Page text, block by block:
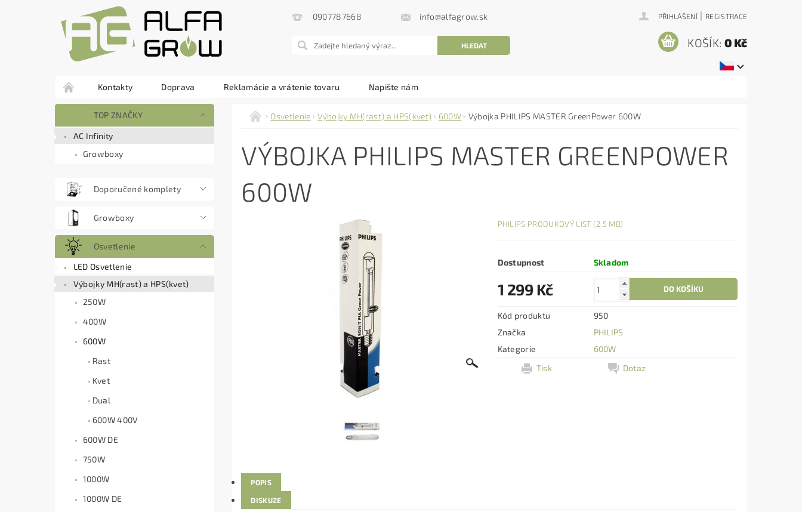
0907787668 info@alfagrow.sk PŘIHLÁŠENÍ | REGISTRACE
KOŠÍK: 0 Kč
Kontakty Doprava Reklamácie a vrátenie tovaru Napište nám
TOP ZNAČKY
AC Infinity
Growboxy
Doporučené komplety
Growboxy
Osvetlenie
LED Osvetlenie
Výbojky MH(rast) a HPS(kvet)
250W
400W
600W
Rast
Kvet
Dual
600W 400V
600W DE
750W
1000W
1000W DE
Osvetlenie Výbojky MH(rast) a HPS(kvet) 600W Výbojka PHILIPS MASTER GreenPower 600W
VÝBOJKA PHILIPS MASTER GREENPOWER
600W
PHILIPS PRODUKOVÝ LIST (2.5 MB)
Dostupnost Skladom
1 299 Kč
Kód produktu
950
Značka
PHILIPS
Kategorie
600W
Tisk
Dotaz
POPIS
DISKUZE